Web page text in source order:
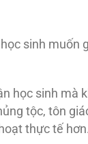
sinh muốn
học sinh mà
tộc, tôn
thực tế hơn.